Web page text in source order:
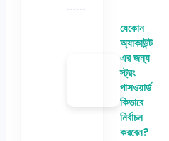
যেকোন
অ্যাকাউন্ট
এর জন্য
স্ট্রং
পাসওয়ার্ড
কিভাবে
নির্বাচন
করবেন?